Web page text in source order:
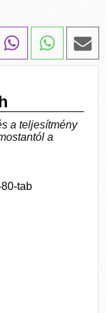
a teljesítmény
a
tab